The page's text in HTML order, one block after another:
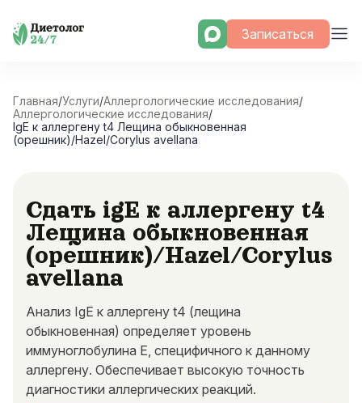
Skip
Записаться
Главная/Услуги/Аллергологические исследования/
Аллергологические исследования/
IgE к аллергену t4 Лещина обыкновенная
(орешник)/Hazel/Corylus avellana
Сдать igE к аллергену t4
Лещина обыкновенная
(орешник)/Hazel/Corylus
avellana
Анализ IgE к аллергену t4 (лещина
обыкновенная) определяет уровень
иммуноглобулина E, специфичного к данному
аллергену. Обеспечивает высокую точность
диагностики аллергических реакций.